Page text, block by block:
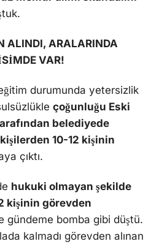
ALINDI, ARALARINDA
VAR!
durumunda yetersizlik
çoğunluğu Eski
belediyede
10-12 kişinin
çıktı.
hukuki olmayan şekilde
kişinin görevden
gündeme bomba gibi düştü.
kalmadı görevden alınan